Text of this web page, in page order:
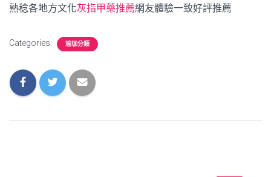
熟稔各地方文化灰指甲藥推薦網友體驗一致好評推薦
Categories: 瑜珈分類